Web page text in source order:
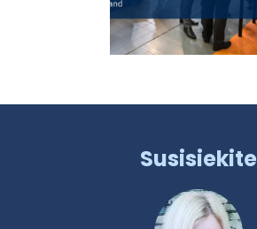
Susisiekite